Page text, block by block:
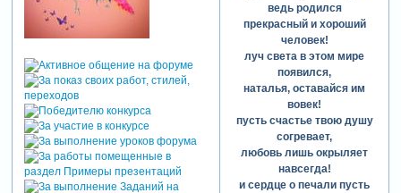
ведь родился
прекрасный и хороший
человек!
луч света в этом мире
появился,
наталья, оставайся им
вовек!
пусть счастье твою душу
согревает,
любовь лишь окрыляет
навсегда!
и сердце о печали пусть